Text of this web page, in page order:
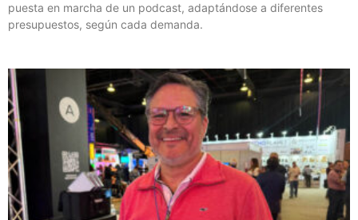
puesta en marcha de un podcast, adaptándose a diferentes
presupuestos, según cada demanda.